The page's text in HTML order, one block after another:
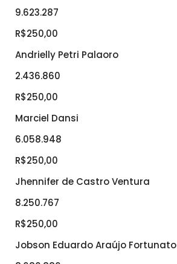
9.623.287
R$250,00
Andrielly Petri Palaoro
2.436.860
R$250,00
Marciel Dansi
6.058.948
R$250,00
Jhennifer de Castro Ventura
8.250.767
R$250,00
Jobson Eduardo Araújo Fortunato